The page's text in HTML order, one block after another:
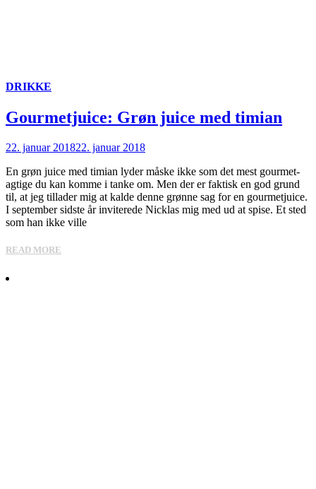
DRIKKE
Gourmetjuice: Grøn juice med timian
22. januar 201822. januar 2018
En grøn juice med timian lyder måske ikke som det mest gourmet-
agtige du kan komme i tanke om. Men der er faktisk en god grund
til, at jeg tillader mig at kalde denne grønne sag for en gourmetjuice.
I september sidste år inviterede Nicklas mig med ud at spise. Et sted
som han ikke ville
READ MORE